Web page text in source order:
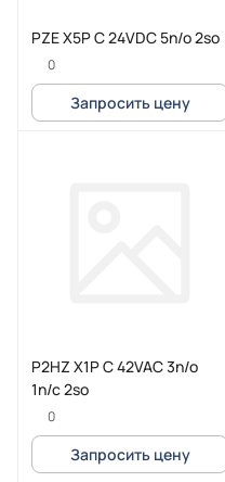
PZE X5P C 24VDC 5n/o 2so
0
Запросить цену
P2HZ X1P C 42VAC 3n/o
1n/c 2so
0
Запросить цену